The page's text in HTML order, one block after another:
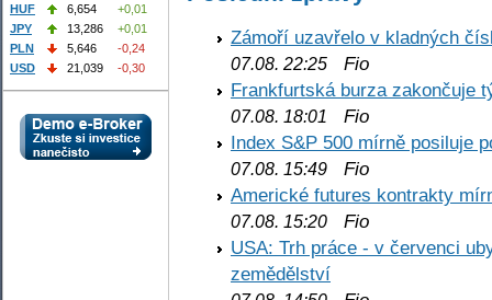
Zámoří uzavřelo v kladných
07.08. 22:25 Fio
Frankfurtská burza zakončuje
07.08. 18:01
Fio
Index S&P 500 mírně posiluje
07.08. 15:49 Fio
Americké futures kontrakty
07.08. 15:20 Fio
USA: Trh práce - v červenci
zemědělství
HUF 6,654
+0,01
JPY
13,286
+0,01
PLN
5,646
-0,24
USD
21,039 -0,30